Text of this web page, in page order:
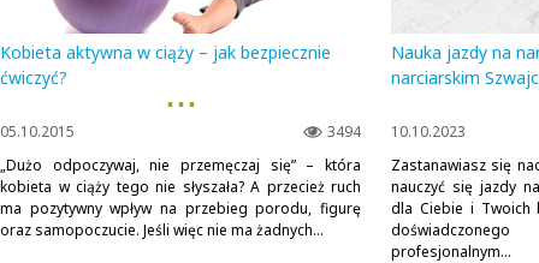
Kobieta aktywna w ciąży – jak bezpiecznie
ćwiczyć?
▪ ▪ ▪
3494
05.10.2015
„Dużo odpoczywaj, nie przemęczaj się” – która
kobieta w ciąży tego nie słyszała? A przecież ruch
ma pozytywny wpływ na przebieg porodu, figurę
oraz samopoczucie. Jeśli więc nie ma żadnych...
Nauka jazdy na
narciarskim
10.10.2023
Zastanawiasz się
nauczyć się jazdy
dla Ciebie i Twoich
profesjonalnym...